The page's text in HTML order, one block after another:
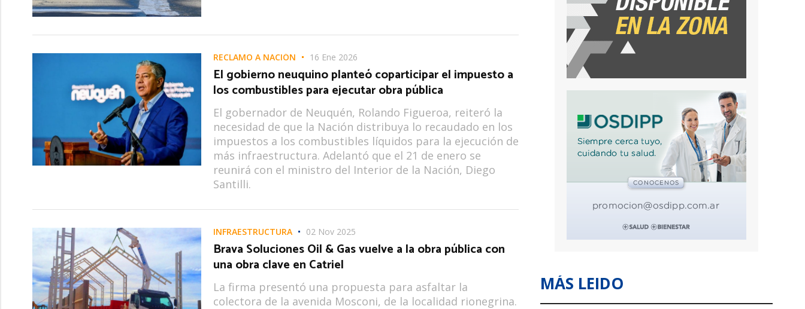
RECLAMO A NACIÓN 16 Ene 2026
El gobierno neuquino planteó coparticipar el impuesto a
los combustibles para ejecutar obra pública
El gobernador de Neuquén, Rolando Figueroa, reiteró la
necesidad de que la Nación distribuya lo recaudado en los
impuestos a los combustibles líquidos para la ejecución de
más infraestructura. Adelantó que el 21 de enero se
reunirá con el ministro del Interior de la Nación, Diego
Santilli.
INFRAESTRUCTURA 02 Nov 2025
Brava Soluciones Oil & Gas vuelve a la obra pública con
una obra clave en Catriel
La firma presentó una propuesta para asfaltar la
colectora de la avenida Mosconi, de la localidad rionegrina.
MÁS LEIDO